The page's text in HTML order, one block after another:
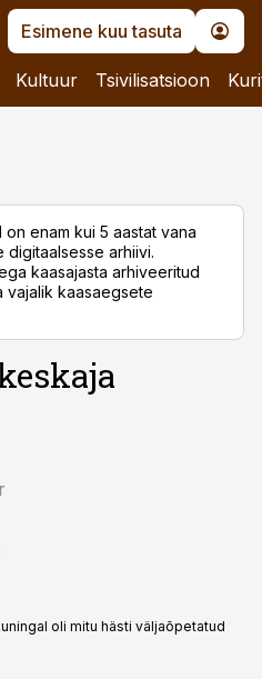
Esimene kuu tasuta
Kultuur Tsivilisatsioon
on enam kui 5 aastat vana
digitaalsesse arhiivi.
kaasajasta arhiveeritud
vajalik kaasaegsete
oli mitu hästi väljaõpetatud